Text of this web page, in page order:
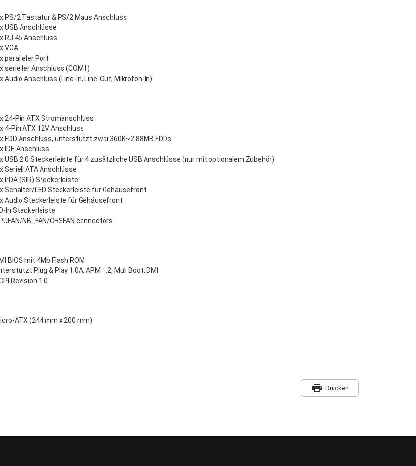
PS/2 Tastatur & PS/2 Maus Anschluss
USB Anschlüsse
RJ 45 Anschluss
VGA
paralleler Port
serieller Anschluss (COM1)
Audio Anschluss (Line-In, Line-Out, Mikrofon-In)
24-Pin ATX Stromanschluss
4-Pin ATX 12V Anschluss
FDD Anschluss, unterstützt zwei 360K~2.88MB FDDs
IDE Anschluss
USB 2.0 Steckerleiste für 4 zusätzliche USB Anschlüsse (nur mit optionalem Zubehör)
Seriell ATA Anschlüsse
IrDA (SIR) Steckerleiste
Schalter/LED Steckerleiste für Gehäusefront
Audio Steckerleiste für Gehäusefront
In Steckerleiste
NB_FAN/CHSFAN connectors
BIOS mit 4Mb Flash ROM
Plug & Play 1.0A, APM 1.2, Muli Boot, DMI
Revision 1.0
ATX (244 mm x 200 mm)
print Drucken